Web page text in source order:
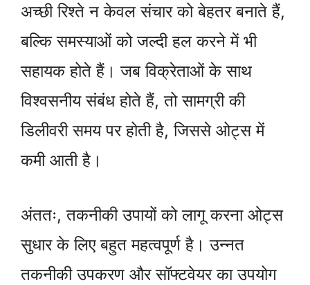
अच्छी रिश्ते न केवल संचार को बेहतर बनाते हैं,
बल्कि समस्याओं को जल्दी हल करने में भी
सहायक होते हैं। जब विक्रेताओं के साथ
विश्वसनीय संबंध होते हैं, तो सामग्री की
डिलीवरी समय पर होती है, जिससे ओट्स में
कमी आती है।
अंततः, तकनीकी उपायों को लागू करना ओट्स
सुधार के लिए बहुत महत्वपूर्ण है। उन्नत
तकनीकी उपकरण और सॉफ्टवेयर का उपयोग